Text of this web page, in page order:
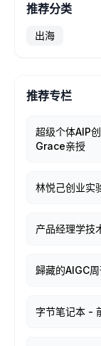
推荐分类
出海
推荐专栏
超级个体AIP
Grace亲授
林悦己创业实
产品经理学技
歸藏的AIGC
字节笔记本 -